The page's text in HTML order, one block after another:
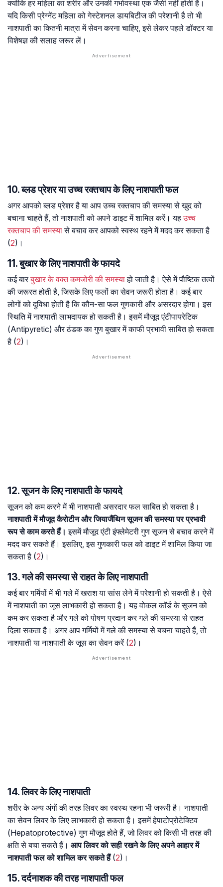
क्योंकि हर महिला का शरीर और उनकी गर्भावस्था एक जैसी नहीं होती है।
यदि किसी प्रेग्नेंट महिला को गेस्टेशनल डायबिटीज की परेशानी है तो भी
नाशपाती का कितनी मात्रा में सेवन करना चाहिए, इसे लेकर पहले डॉक्टर या
विशेषज्ञ की सलाह जरूर लें।
10. ब्लड प्रेशर या उच्च रक्तचाप के लिए नाशपाती फल
अगर आपको ब्लड प्रेशर है या आप उच्च रक्तचाप की समस्या से खुद को
बचाना चाहते हैं, तो नाशपाती को अपने डाइट में शामिल करें। यहउच्च
रक्तचाप की समस्यासे बचाव कर आपको स्वस्थ रहने में मदद कर सकता है
(2)।
11. बुखार के लिए नाशपाती के फायदे
कई बारबुखार के वक्त कमजोरी की समस्याहो जाती है। ऐसे में पौष्टिक तत्वों
की जरूरत होती है, जिसके लिए फलों का सेवन जरूरी होता है। कई बार
लोगों को दुविधा होती है कि कौन-सा फल गुणकारी और असरदार होगा। इस
स्थिति में नाशपाती लाभदायक हो सकती है। इसमें मौजूद एंटीपायरेटिक
(Antipyretic) और ठंडक का गुण बुखार में काफी प्रभावी साबित हो सकता
है (2)।
12. सूजन के लिए नाशपाती के फायदे
सूजन को कम करने में भी नाशपाती असरदार फल साबित हो सकता है।
नाशपाती में मौजूद कैरोटीन और जियाजैंथिन सूजन की समस्या पर प्रभावी
रूप से काम करते हैं। इसमें मौजूद एंटी इंफ्लेमेटरी गुण सूजन से बचाव करने में
मदद कर सकते हैं। इसलिए, इस गुणकारी फल को डाइट में शामिल किया जा
सकता है (2)।
13. गले की समस्या से राहत के लिए नाशपाती
कई बार गर्मियों में भी गले में खराश या सांस लेने में परेशानी हो सकती है। ऐसे
में नाशपाती का जूस लाभकारी हो सकता है। यह वोकल कॉर्ड के सूजन को
कम कर सकता है और गले को पोषण प्रदान कर गले की समस्या से राहत
दिला सकता है। अगर आप गर्मियों में गले की समस्या से बचना चाहते हैं, तो
नाशपाती या नाशपाती के जूस का सेवन करें (2)।
14. लिवर के लिए नाशपाती
शरीर के अन्य अंगों की तरह लिवर का स्वस्थ रहना भी जरूरी है। नाशपाती
का सेवन लिवर के लिए लाभकारी हो सकता है। इसमें हेपाटोप्रोटेक्टिव
(Hepatoprotective) गुण मौजूद होते हैं, जो लिवर को किसी भी तरह की
क्षति से बचा सकते हैं। आप लिवर को सही रखने के लिए अपने आहार में
नाशपाती फल को शामिल कर सकते हैं(2)।
15. दर्दनाशक की तरह नाशपाती फल